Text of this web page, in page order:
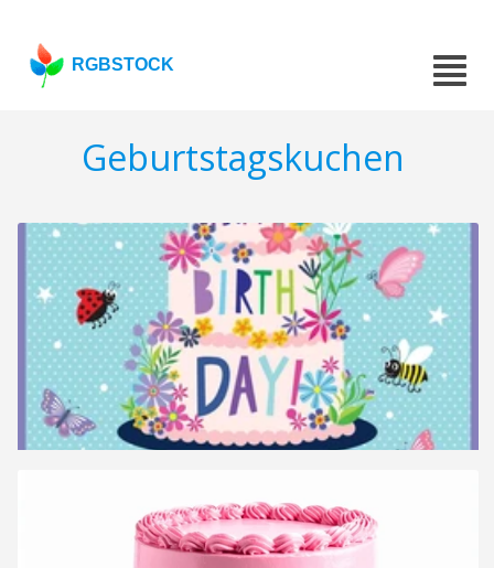
RGBSTOCK
Geburtstagskuchen